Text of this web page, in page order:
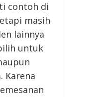
contoh di
masih
lainnya
untuk
Karena